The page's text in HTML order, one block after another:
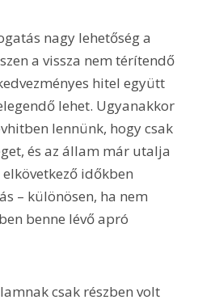
nagy lehetőség a
a vissza nem térítendő
hitel együtt
lehet. Ugyanakkor
lennünk, hogy csak
és az állam már utalja
elkövetkező időkben
– különösen, ha nem
benne lévő apró
csak részben volt